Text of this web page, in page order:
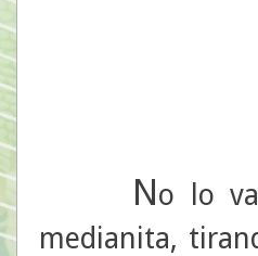
No lo
medianita,